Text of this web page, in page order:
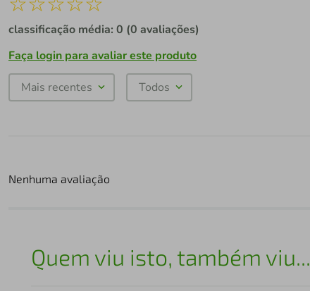
classificação média: 0 (0 avaliações)
Faça login para avaliar este produto
Mais recentes Todos
Nenhuma avaliação
Quem viu isto, também viu...